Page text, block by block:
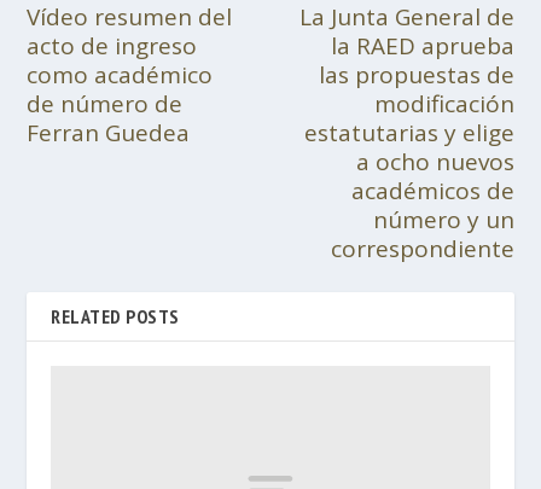
Vídeo resumen del
acto de ingreso
como académico
de número de
Ferran Guedea
La Junta General de
la RAED aprueba
las propuestas de
modificación
estatutarias y elige
a ocho nuevos
académicos de
número y un
correspondiente
RELATED POSTS